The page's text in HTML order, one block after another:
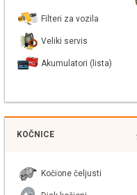
Filteri za vozila
Veliki servis
Akumulatori (lista)
KOČNICE
Kočione čeljusti